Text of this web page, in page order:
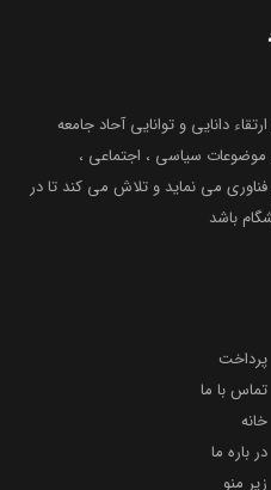
دانایی و توانایی آحاد جامعه
موضوعات سیاسی ، اجتماعی ،
می نماید و تلاش می کند تا در
باشد
پرداخت
تماس با ما
خانه
در باره ما
زیر منو